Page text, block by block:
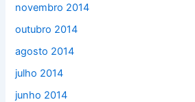
novembro 2014
outubro 2014
agosto 2014
julho 2014
junho 2014